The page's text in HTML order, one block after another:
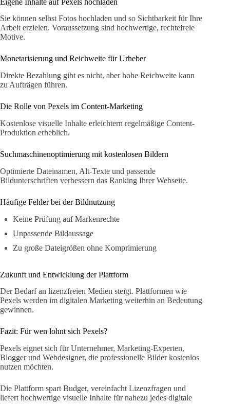
Sie können selbst Fotos hochladen und so Sichtbarkeit für Ihre
Arbeit erzielen. Voraussetzung sind hochwertige, rechtefreie
Motive.
Monetarisierung und Reichweite für Urheber
Direkte Bezahlung gibt es nicht, aber hohe Reichweite kann
zu Aufträgen führen.
Die Rolle von Pexels im Content-Marketing
Kostenlose visuelle Inhalte erleichtern regelmäßige Content-
Produktion erheblich.
Suchmaschinenoptimierung mit kostenlosen Bildern
Optimierte Dateinamen, Alt-Texte und passende
Bildunterschriften verbessern das Ranking Ihrer Webseite.
Häufige Fehler bei der Bildnutzung
Keine Prüfung auf Markenrechte
Unpassende Bildaussage
Zu große Dateigrößen ohne Komprimierung
Zukunft und Entwicklung der Plattform
Der Bedarf an lizenzfreien Medien steigt. Plattformen wie
Pexels werden im digitalen Marketing weiterhin an Bedeutung
gewinnen.
Fazit: Für wen lohnt sich Pexels?
Pexels eignet sich für Unternehmer, Marketing-Experten,
Blogger und Webdesigner, die professionelle Bilder kostenlos
nutzen möchten.
Die Plattform spart Budget, vereinfacht Lizenzfragen und
liefert hochwertige visuelle Inhalte für nahezu jedes digitale